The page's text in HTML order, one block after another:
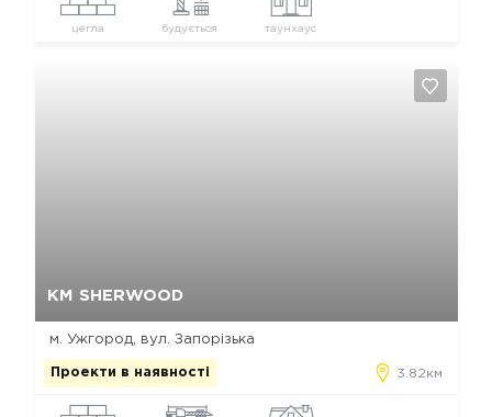
цегла будується таунхаус
КМ SHERWOOD
м. Ужгород, вул. Запорізька
Проекти в наявності 3.82км